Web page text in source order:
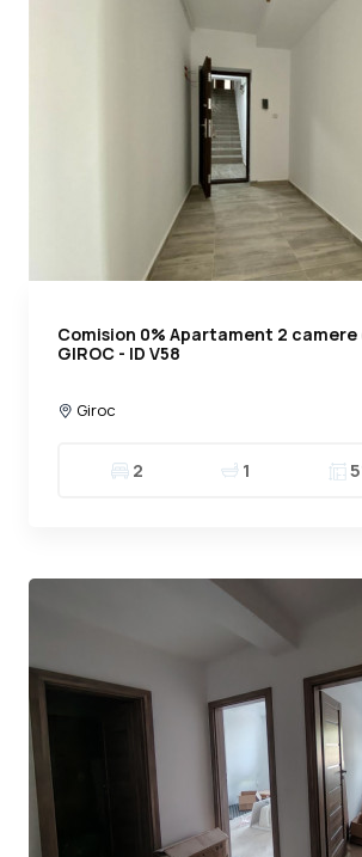
Comision 0% Apartament 2
GIROC - ID V58
Giroc
2 1